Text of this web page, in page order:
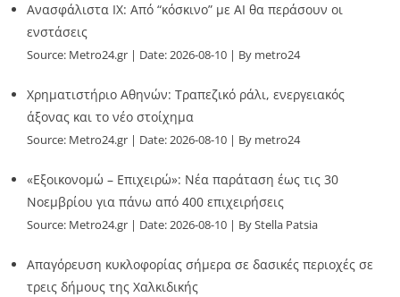
Ανασφάλιστα ΙΧ: Από “κόσκινο” με AI θα περάσουν οι
ενστάσεις
Source: Metro24.gr Date: 2026-08-10 By metro24
Χρηματιστήριο Αθηνών: Τραπεζικό ράλι, ενεργειακός
άξονας και το νέο στοίχημα
Source: Metro24.gr Date: 2026-08-10 By metro24
«Εξοικονομώ – Επιχειρώ»: Νέα παράταση έως τις 30
Νοεμβρίου για πάνω από 400 επιχειρήσεις
Source: Metro24.gr Date: 2026-08-10 By Stella Patsia
Απαγόρευση κυκλοφορίας σήμερα σε δασικές περιοχές σε
τρεις δήμους της Χαλκιδικής